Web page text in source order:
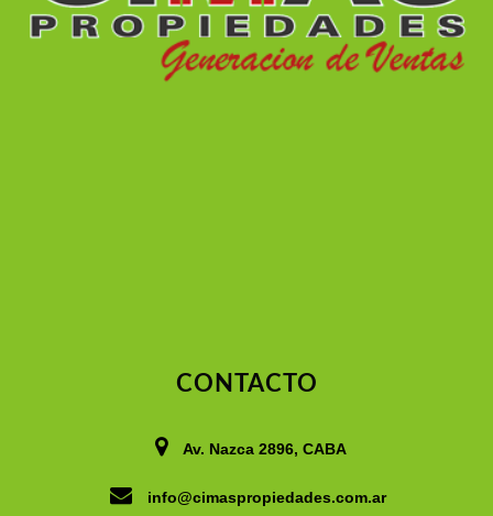
CONTACTO
Av. Nazca 2896, CABA
info@cimaspropiedades.com.ar